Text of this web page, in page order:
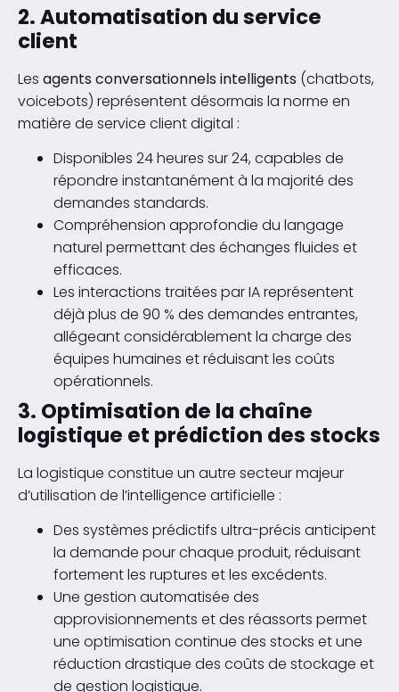
2. Automatisation du service
client
Les agents conversationnels intelligents (chatbots,
voicebots) représentent désormais la norme en
matière de service client digital :
Disponibles 24 heures sur 24, capables de
répondre instantanément à la majorité des
demandes standards.
Compréhension approfondie du langage
naturel permettant des échanges fluides et
efficaces.
Les interactions traitées par IA représentent
déjà plus de 90 % des demandes entrantes,
allégeant considérablement la charge des
équipes humaines et réduisant les coûts
opérationnels.
3. Optimisation de la chaîne
logistique et prédiction des stocks
La logistique constitue un autre secteur majeur
d’utilisation de l’intelligence artificielle :
Des systèmes prédictifs ultra-précis anticipent
la demande pour chaque produit, réduisant
fortement les ruptures et les excédents.
Une gestion automatisée des
approvisionnements et des réassorts permet
une optimisation continue des stocks et une
réduction drastique des coûts de stockage et
de gestion logistique.